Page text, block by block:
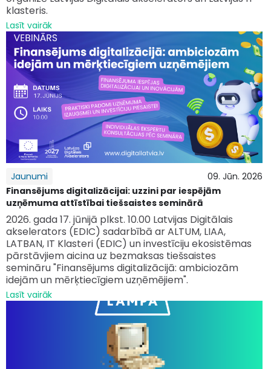
klasteris.
Lasīt vairāk
Jaunumi
09. Jūn. 2026
Finansējums digitalizācijai: uzzini par iespējām
uzņēmuma attīstībai tiešsaistes seminārā
2026. gada 17. jūnijā plkst. 10.00 Latvijas Digitālais
akselerators (EDIC) sadarbībā ar ALTUM, LIAA,
LATBAN, IT Klasteri (EDIC) un investīciju ekosistēmas
pārstāvjiem aicina uz bezmaksas tiešsaistes
semināru "Finansējums digitalizācijā: ambiciozām
idejām un mērķtiecīgiem uzņēmējiem".
Lasīt vairāk